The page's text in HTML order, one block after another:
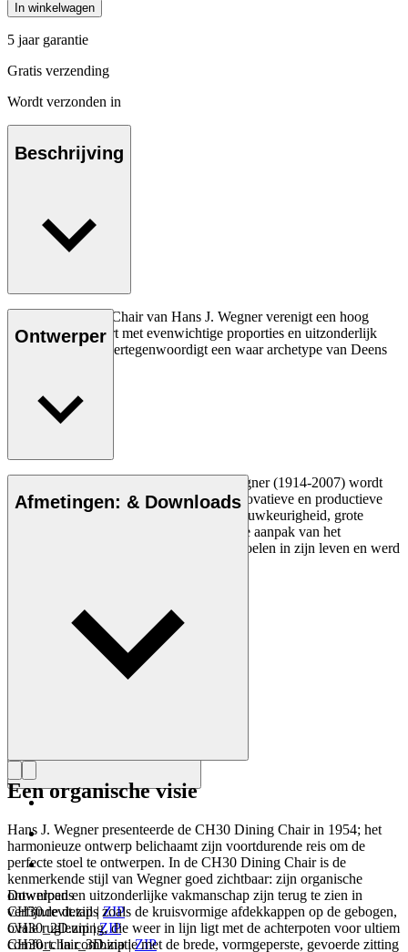
In winkelwagen
5 jaar garantie
Gratis verzending
Wordt verzonden in
Beschrijving
De CH30 Dining Chair van Hans J. Wegner verenigt een hoog
niveau van comfort met evenwichtige proporties en uitzonderlijk
vakmanschap en vertegenwoordigt een waar archetype van Deens
Lees meer
Ontwerper
De Deense meubelontwerper Hans J. Wegner (1914-2007) wordt
gezien als een van de meest creatieve, innovatieve en productieve
ontwerpers aller tijden, bekend om zijn nauwkeurigheid, grote
inzicht in vakmanschap en compromisloze aanpak van het
ontwerpen. Wegner ontwierp bijna 500 stoelen in zijn leven en werd
Afmetingen: & Downloads
Downloads
CH30.revit.zip|ZIP
CH30_2D.zip|ZIP
CH30_chair_3D.zip|ZIP
Een organische visie
Hans J. Wegner presenteerde de CH30 Dining Chair in 1954; het
harmonieuze ontwerp belichaamt zijn voortdurende reis om de
perfecte stoel te ontwerpen. In de CH30 Dining Chair is de
kenmerkende stijl van Wegner goed zichtbaar: zijn organische
ontwerpen en uitzonderlijke vakmanschap zijn terug te zien in
verfijnde details zoals de kruisvormige afdekkappen op de gebogen,
ovale rugleuning, die weer in lijn ligt met de achterpoten voor ultiem
comfort. In combinatie met de brede, vormgeperste, gevoerde zitting